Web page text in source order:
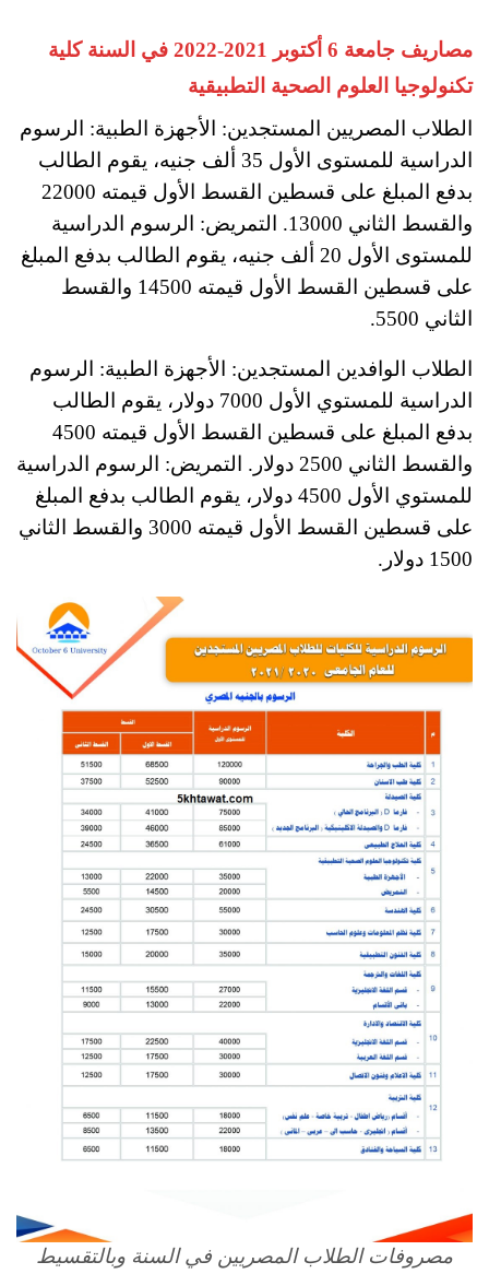
مصاريف جامعة 6 أكتوبر 2021-2022 في السنة كلية
تكنولوجيا العلوم الصحية التطبيقية
الطلاب المصريين المستجدين: الأجهزة الطبية: الرسوم
الدراسية للمستوى الأول 35 ألف جنيه، يقوم الطالب
بدفع المبلغ على قسطين القسط الأول قيمته 22000
والقسط الثاني 13000. التمريض: الرسوم الدراسية
للمستوى الأول 20 ألف جنيه، يقوم الطالب بدفع المبلغ
على قسطين القسط الأول قيمته 14500 والقسط
الثاني 5500.
الطلاب الوافدين المستجدين: الأجهزة الطبية: الرسوم
الدراسية للمستوي الأول 7000 دولار، يقوم الطالب
بدفع المبلغ على قسطين القسط الأول قيمته 4500
والقسط الثاني 2500 دولار. التمريض: الرسوم الدراسية
للمستوي الأول 4500 دولار، يقوم الطالب بدفع المبلغ
على قسطين القسط الأول قيمته 3000 والقسط الثاني
1500 دولار.
مصروفات الطلاب المصريين في السنة وبالتقسيط